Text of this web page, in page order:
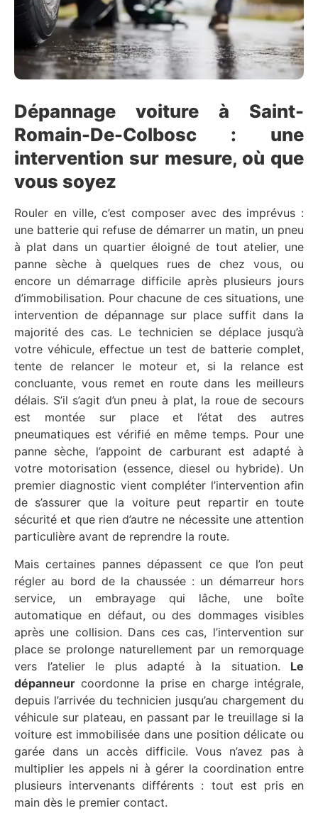
Dépannage voiture à Saint-
Romain-De-Colbosc : une
intervention sur mesure, où que
vous soyez
Rouler en ville, c’est composer avec des imprévus :
une batterie qui refuse de démarrer un matin, un pneu
à plat dans un quartier éloigné de tout atelier, une
panne sèche à quelques rues de chez vous, ou
encore un démarrage difficile après plusieurs jours
d’immobilisation. Pour chacune de ces situations, une
intervention de dépannage sur place suffit dans la
majorité des cas. Le technicien se déplace jusqu’à
votre véhicule, effectue un test de batterie complet,
tente de relancer le moteur et, si la relance est
concluante, vous remet en route dans les meilleurs
délais. S’il s’agit d’un pneu à plat, la roue de secours
est montée sur place et l’état des autres
pneumatiques est vérifié en même temps. Pour une
panne sèche, l’appoint de carburant est adapté à
votre motorisation (essence, diesel ou hybride). Un
premier diagnostic vient compléter l’intervention afin
de s’assurer que la voiture peut repartir en toute
sécurité et que rien d’autre ne nécessite une attention
particulière avant de reprendre la route.
Mais certaines pannes dépassent ce que l’on peut
régler au bord de la chaussée : un démarreur hors
service, un embrayage qui lâche, une boîte
automatique en défaut, ou des dommages visibles
après une collision. Dans ces cas, l’intervention sur
place se prolonge naturellement par un remorquage
vers l’atelier le plus adapté à la situation. Le
dépanneur coordonne la prise en charge intégrale,
depuis l’arrivée du technicien jusqu’au chargement du
véhicule sur plateau, en passant par le treuillage si la
voiture est immobilisée dans une position délicate ou
garée dans un accès difficile. Vous n’avez pas à
multiplier les appels ni à gérer la coordination entre
plusieurs intervenants différents : tout est pris en
main dès le premier contact.